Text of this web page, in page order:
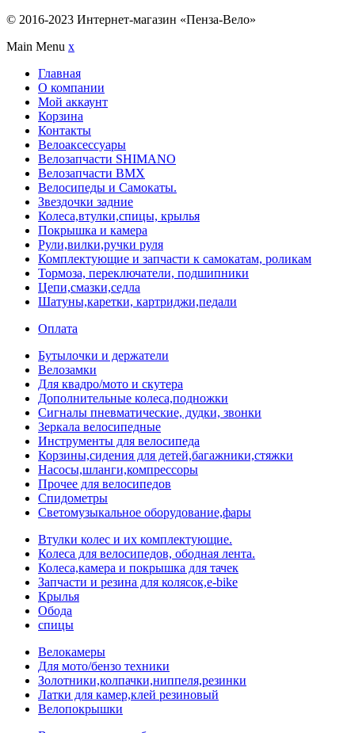
© 2016-2023 Интернет-магазин «Пенза-Вело»
Main Menu x
Главная
О компании
Мой аккаунт
Корзина
Контакты
Велоаксессуары
Велозапчасти SHIMANO
Велозапчасти BMX
Велосипеды и Самокаты.
Звездочки задние
Колеса,втулки,спицы, крылья
Покрышка и камера
Рули,вилки,ручки руля
Комплектующие и запчасти к самокатам, роликам
Тормоза, переключатели, подшипники
Цепи,смазки,седла
Шатуны,каретки, картриджи,педали
Оплата
Бутылочки и держатели
Велозамки
Для квадро/мото и скутера
Дополнительные колеса,подножки
Сигналы пневматические, дудки, звонки
Зеркала велосипедные
Инструменты для велосипеда
Корзины,сидения для детей,багажники,стяжки
Насосы,шланги,компрессоры
Прочее для велосипедов
Спидометры
Светомузыкальное оборудование,фары
Втулки колес и их комплектующие.
Колеса для велосипедов, ободная лента.
Колеса,камера и покрышка для тачек
Запчасти и резина для колясок,e-bike
Крылья
Обода
спицы
Велокамеры
Для мото/бензо техники
Золотники,колпачки,ниппеля,резинки
Латки для камер,клей резиновый
Велопокрышки